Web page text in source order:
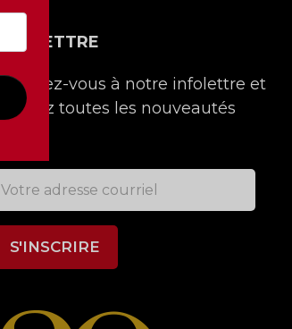
INFOLETTRE
Inscrivez-vous à notre infolettre et
recevez toutes les nouveautés